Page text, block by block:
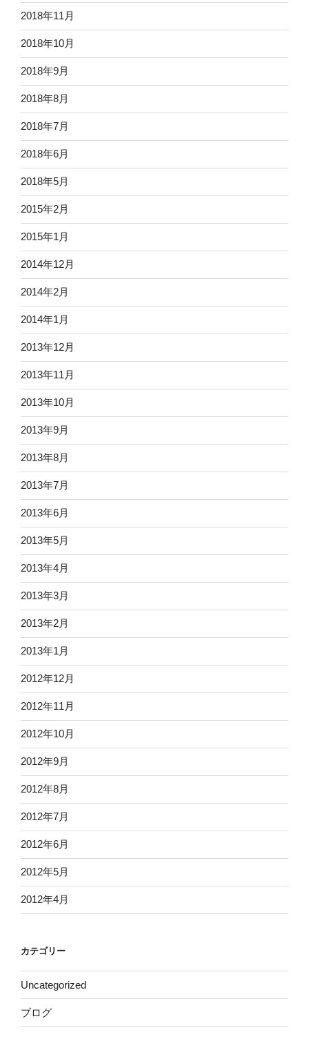
2018年11月
2018年10月
2018年9月
2018年8月
2018年7月
2018年6月
2018年5月
2015年2月
2015年1月
2014年12月
2014年2月
2014年1月
2013年12月
2013年11月
2013年10月
2013年9月
2013年8月
2013年7月
2013年6月
2013年5月
2013年4月
2013年3月
2013年2月
2013年1月
2012年12月
2012年11月
2012年10月
2012年9月
2012年8月
2012年7月
2012年6月
2012年5月
2012年4月
カテゴリー
Uncategorized
ブログ